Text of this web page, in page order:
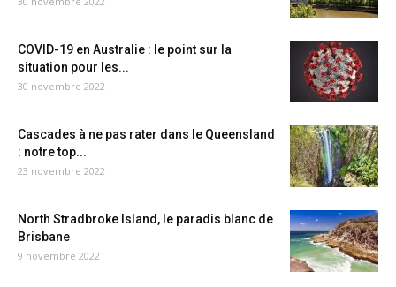
COVID-19 en Australie : le point sur la
situation pour les...
30 novembre 2022
Cascades à ne pas rater dans le Queensland
: notre top...
23 novembre 2022
North Stradbroke Island, le paradis blanc de
Brisbane
9 novembre 2022